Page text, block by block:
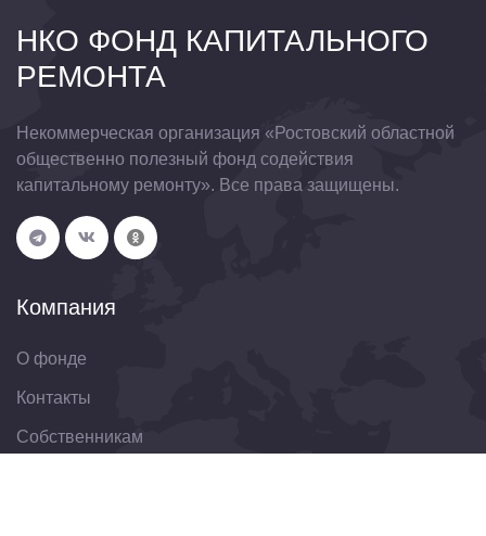
НКО ФОНД КАПИТАЛЬНОГО
РЕМОНТА
Некоммерческая организация «Ростовский областной
общественно полезный фонд содействия
капитальному ремонту». Все права защищены.
Компания
О фонде
Контакты
Собственникам